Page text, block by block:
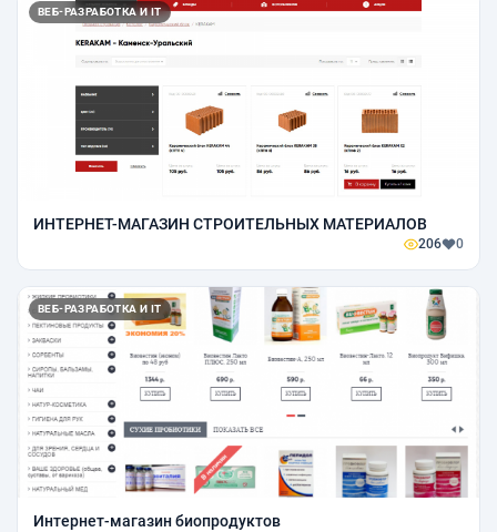
ВЕБ-РАЗРАБОТКА И IT
ИНТЕРНЕТ-МАГАЗИН СТРОИТЕЛЬНЫХ МАТЕРИАЛОВ
206 0
ВЕБ-РАЗРАБОТКА И IT
Интернет-магазин биопродуктов